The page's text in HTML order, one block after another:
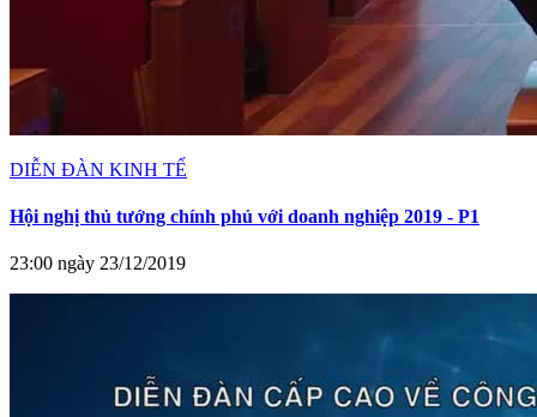
DIỄN ĐÀN KINH TẾ
Hội nghị thủ tướng chính phủ với doanh nghiệp 2019 - P1
23:00 ngày 23/12/2019